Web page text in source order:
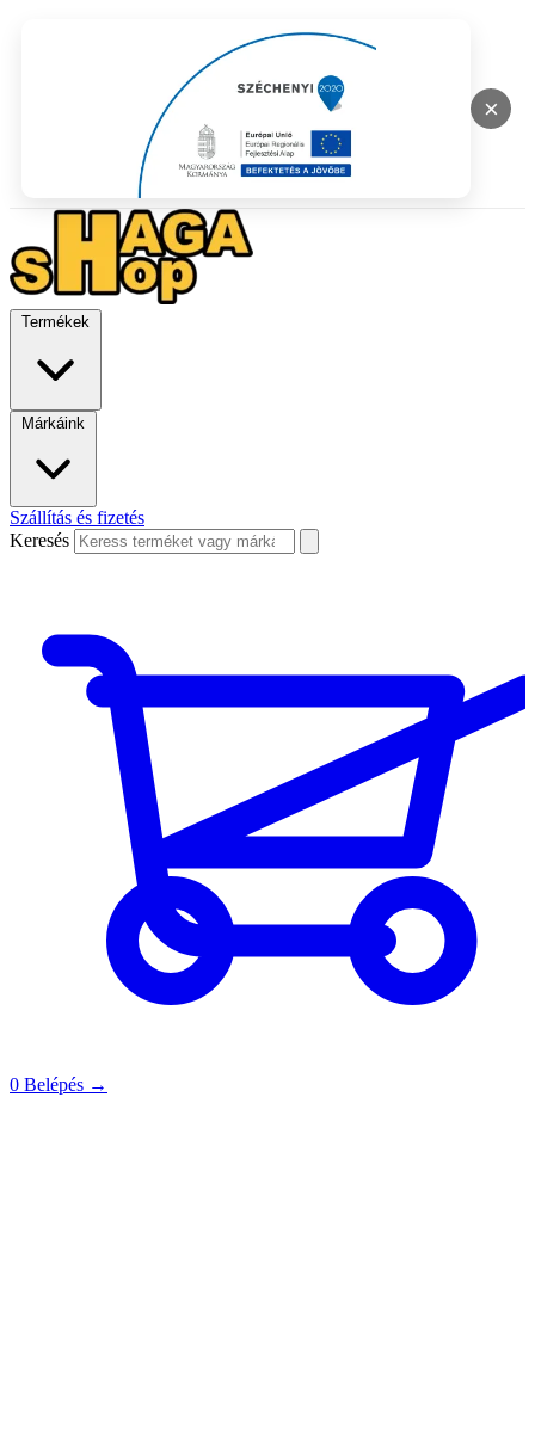
×
Termékek
Márkáink
Szállítás és fizetés
Keresés
0 Belépés →